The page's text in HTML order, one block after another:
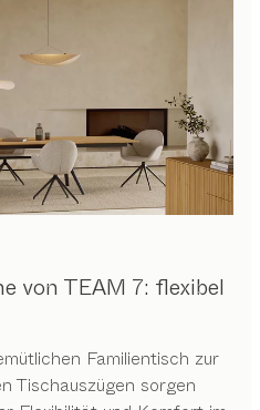
von TEAM 7: flexibel
Familientisch zur
Tischauszügen sorgen